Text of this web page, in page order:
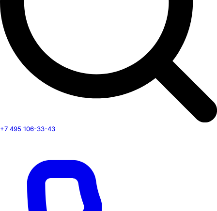
+7 495 106-33-43